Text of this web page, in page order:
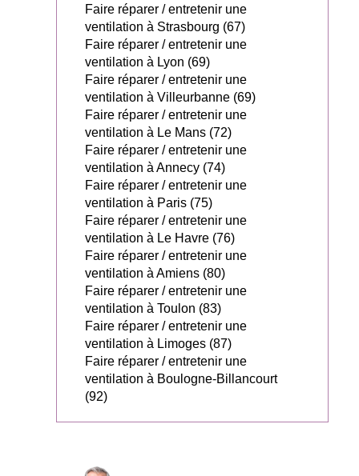
Faire réparer / entretenir une
ventilation à Strasbourg (67)
Faire réparer / entretenir une
ventilation à Lyon (69)
Faire réparer / entretenir une
ventilation à Villeurbanne (69)
Faire réparer / entretenir une
ventilation à Le Mans (72)
Faire réparer / entretenir une
ventilation à Annecy (74)
Faire réparer / entretenir une
ventilation à Paris (75)
Faire réparer / entretenir une
ventilation à Le Havre (76)
Faire réparer / entretenir une
ventilation à Amiens (80)
Faire réparer / entretenir une
ventilation à Toulon (83)
Faire réparer / entretenir une
ventilation à Limoges (87)
Faire réparer / entretenir une
ventilation à Boulogne-Billancourt
(92)